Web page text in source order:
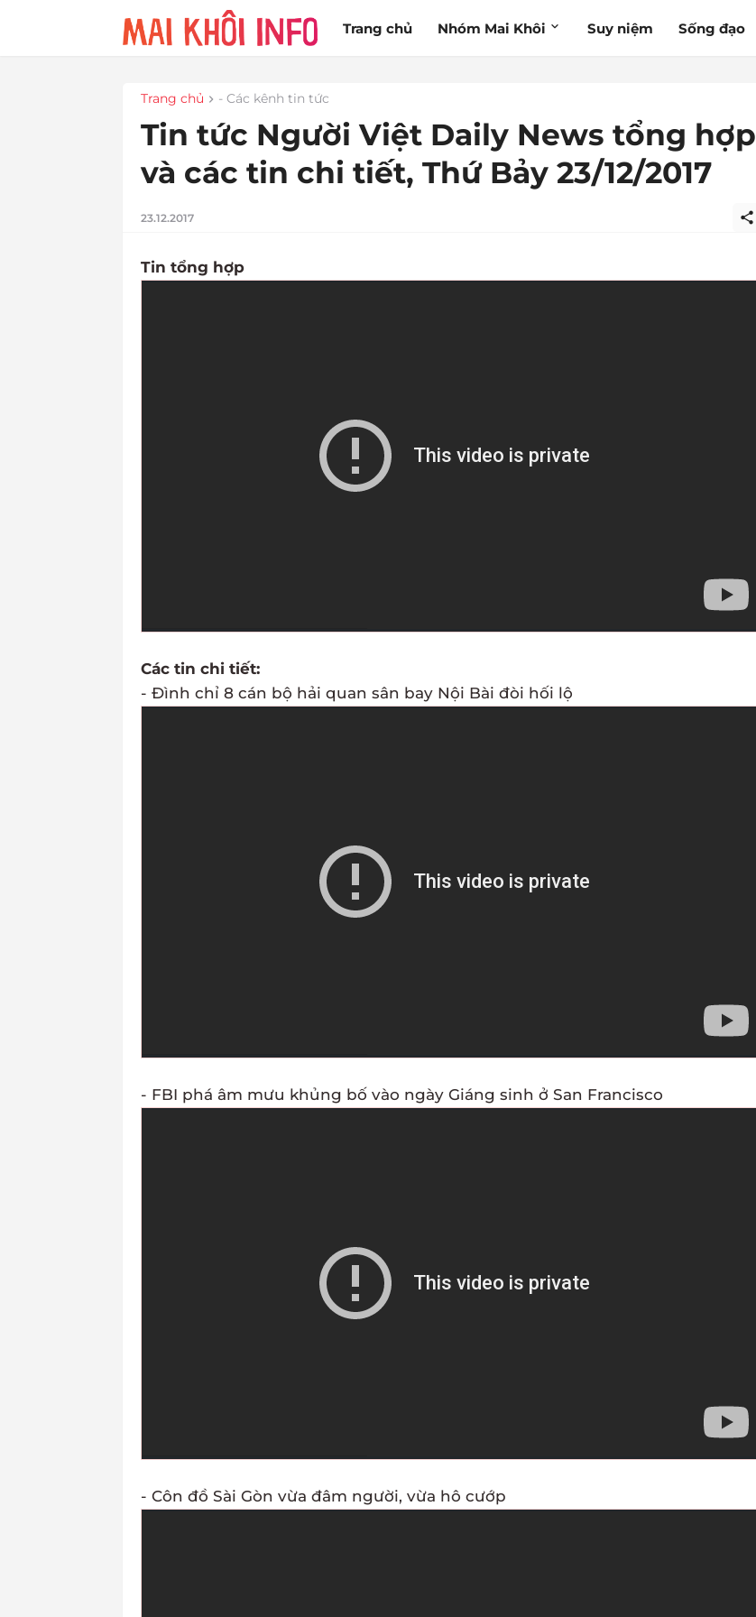
Trang chủ Nhóm Mai Khôi Suy niệm Sống đạo
Trang chủ - Các kênh tin tức
Tin tức Người Việt Daily News tổng hợp
và các tin chi tiết, Thứ Bảy 23/12/2017
23.12.2017
Tin tổng hợp
Các tin chi tiết:
- Đình chỉ 8 cán bộ hải quan sân bay Nội Bài đòi hối lộ
- FBI phá âm mưu khủng bố vào ngày Giáng sinh ở San Francisco
- Côn đồ Sài Gòn vừa đâm người, vừa hô cướp